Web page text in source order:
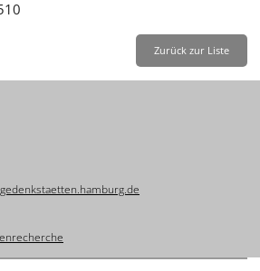
Leichte Sprache
Zurück zur Liste